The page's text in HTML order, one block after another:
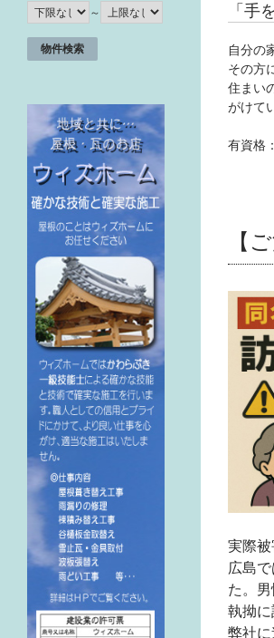
「手
自分の
その方
住まい
がけて
有資格
【
実際
広島
た。
執拗に
弊社
～